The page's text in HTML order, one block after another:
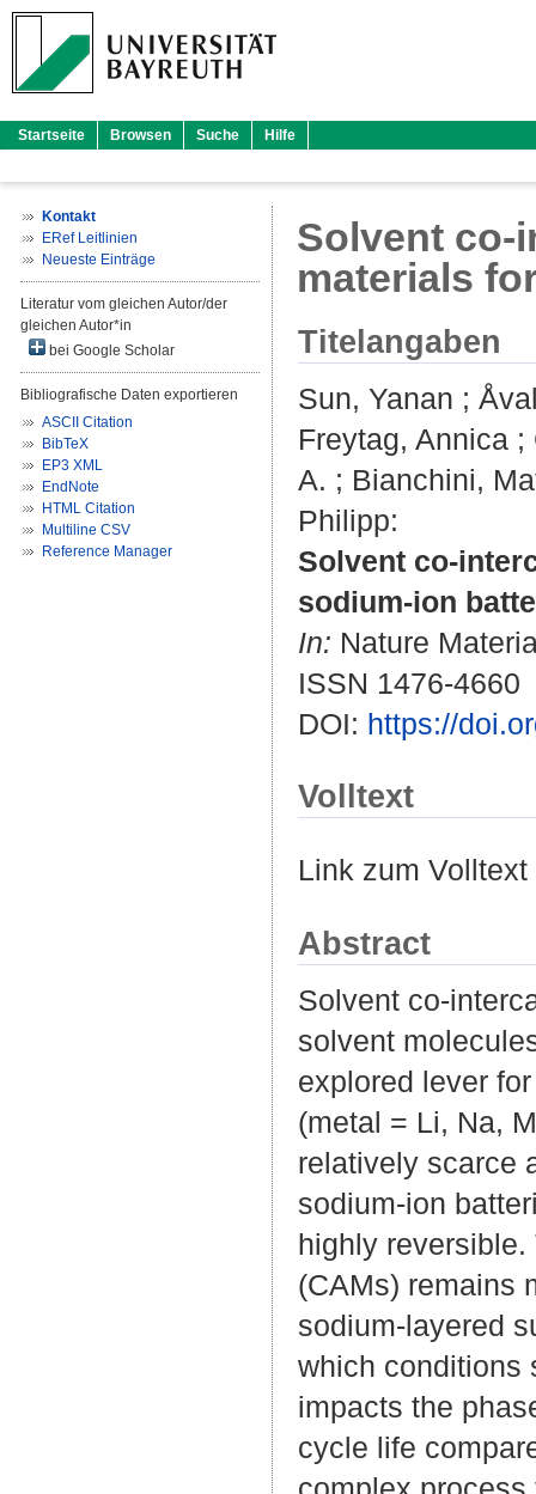
Startseite Browsen Suche Hilfe
Kontakt
ERef Leitlinien
Neueste Einträge
Literatur vom gleichen Autor/der
gleichen Autor*in
bei Google Scholar
Bibliografische Daten exportieren
ASCII Citation
BibTeX
EP3 XML
EndNote
HTML Citation
Multiline CSV
Reference Manager
Solvent co-
materials
Titelangaben
Sun, Yanan ;
Freytag, Annica ;
A. ; Bianchini,
Philipp:
Solvent co-
sodium-ion
In: Nature
ISSN 1476-4660
DOI: https://
Volltext
Link zum
Abstract
Solvent co-
solvent
explored lever
(metal = Li, Na,
relatively scarce
sodium-ion
highly
(CAMs) remains
sodium-layered
which conditions
impacts the
cycle life